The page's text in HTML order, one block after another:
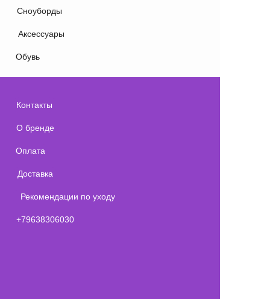
Оплата
Рекомендации по уходу
О бренде
Контакты
+79638306030
Аксессуары
Сноуборды
Доставка
Обувь